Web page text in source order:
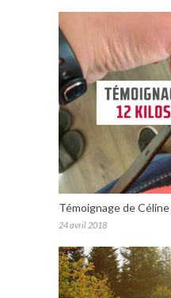
Témoignage de Céline
24 avril 2018